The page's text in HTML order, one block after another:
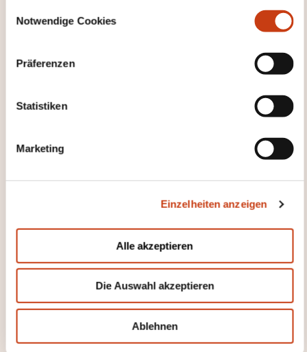
Notwendige Cookies
Präferenzen
Statistiken
Marketing
Einzelheiten anzeigen
Alle akzeptieren
Die Auswahl akzeptieren
Ablehnen
VBA : Initiation